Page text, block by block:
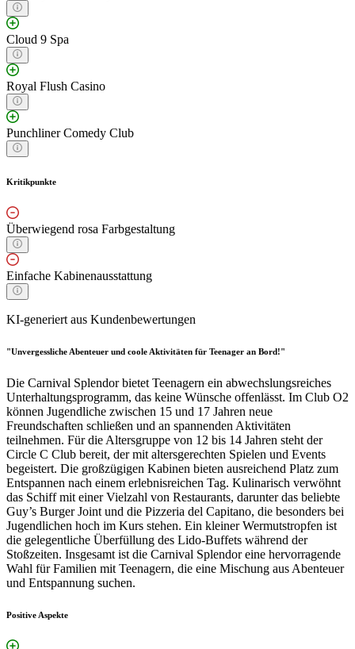
Cloud 9 Spa
Royal Flush Casino
Punchliner Comedy Club
Kritikpunkte
Überwiegend rosa Farbgestaltung
Einfache Kabinenausstattung
KI-generiert aus Kundenbewertungen
"Unvergessliche Abenteuer und coole Aktivitäten für Teenager an Bord!"
Die Carnival Splendor bietet Teenagern ein abwechslungsreiches
Unterhaltungsprogramm, das keine Wünsche offenlässt. Im Club O2
können Jugendliche zwischen 15 und 17 Jahren neue
Freundschaften schließen und an spannenden Aktivitäten
teilnehmen. Für die Altersgruppe von 12 bis 14 Jahren steht der
Circle C Club bereit, der mit altersgerechten Spielen und Events
begeistert. Die großzügigen Kabinen bieten ausreichend Platz zum
Entspannen nach einem erlebnisreichen Tag. Kulinarisch verwöhnt
das Schiff mit einer Vielzahl von Restaurants, darunter das beliebte
Guy’s Burger Joint und die Pizzeria del Capitano, die besonders bei
Jugendlichen hoch im Kurs stehen. Ein kleiner Wermutstropfen ist
die gelegentliche Überfüllung des Lido-Buffets während der
Stoßzeiten. Insgesamt ist die Carnival Splendor eine hervorragende
Wahl für Familien mit Teenagern, die eine Mischung aus Abenteuer
und Entspannung suchen.
Positive Aspekte